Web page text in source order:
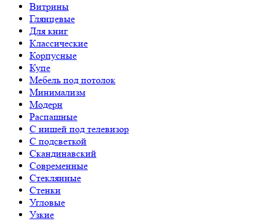
Витрины
Глянцевые
Для книг
Классические
Корпусные
Купе
Мебель под потолок
Минимализм
Модерн
Распашные
С нишей под телевизор
С подсветкой
Скандинавский
Современные
Стеклянные
Стенки
Угловые
Узкие